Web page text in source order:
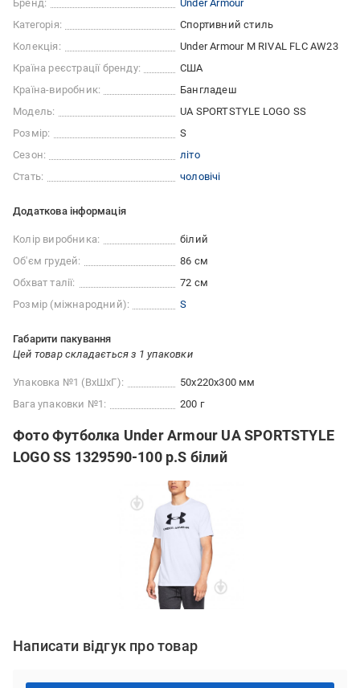
Бренд:
Under Armour
Категорія:
Спортивний стиль
Колекція:
Under Armour M RIVAL FLC AW23
Країна реєстрації бренду:
США
Країна-виробник:
Бангладеш
Модель:
UA SPORTSTYLE LOGO SS
Розмір:
S
Сезон:
літо
Стать:
чоловічі
Додаткова інформація
Колір виробника:
білий
Об'єм грудей:
86 см
Обхват талії:
72 см
Розмір (міжнародний):
S
Габарити пакування
Цей товар складається з 1 упаковки
Упаковка №1 (ВхШхГ):
50x220x300 мм
Вага упаковки №1:
200 г
Фото Футболка Under Armour UA SPORTSTYLE
LOGO SS 1329590-100 р.S білий
Написати відгук про товар